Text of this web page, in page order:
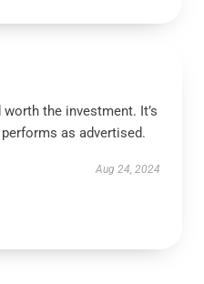
the investment. It’s
as advertised.
Aug 24, 2024